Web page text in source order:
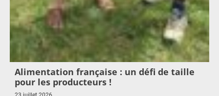
Alimentation française : un défi de taille
pour les producteurs !